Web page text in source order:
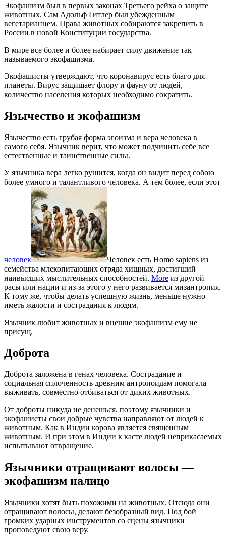
Экофашизм был в первых законах Третьего рейха о защите
животных. Сам Адольф Гитлер был убежденным
вегетарианцем. Права животных собираются закрепить в
России в новой Конституции государства.
В мире все более и более набирает силу движение так
называемого экофашизма.
Экофашисты утверждают, что коронавирус есть благо для
планеты. Вирус защищает флору и фауну от людей,
количество населения которых необходимо сократить.
Язычество и экофашизм
Язычество есть грубая форма эгоизма и вера человека в
самого себя. Язычник верит, что может подчинить себе все
естественные и таинственные силы.
У язычника вера легко рушится, когда он видит перед собою
более умного и талантливого человека. А тем более, если этот
человек
Человек есть Homo sapiens из
семейства млекопитающих отряда хищных, достигший
наивысших мыслительных способностей. More из другой
расы или нации и из-за этого у него развивается мизантропия.
К тому же, чтобы делать успешную жизнь, меньше нужно
иметь жалости и сострадания к людям.
Язычник любит животных и внешне экофашизм ему не
присущ.
Доброта
Доброта заложена в генах человека. Сострадание и
социальная сплоченность древним антропоидам помогала
выживать, совместно отбиваться от диких животных.
От доброты никуда не денешься, поэтому язычники и
экофашисты свои добрые чувства направляют от людей к
животным. Как в Индии корова является священным
животным. И при этом в Индии к касте людей неприкасаемых
испытывают отвращение.
Язычники отращивают волосы —
экофашизм налицо
Язычники хотят быть похожими на животных. Отсюда они
отращивают волосы, делают безобразный вид. Под бой
громких ударных инструментов со сцены язычники
проповедуют свою веру.